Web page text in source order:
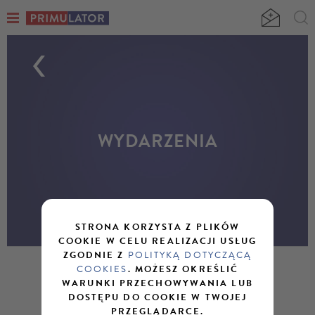
WYDARZENIA
AKTUALNOŚCI
STRONA KORZYSTA Z PLIKÓW
COOKIE W CELU REALIZACJI USŁUG
ZGODNIE Z POLITYKĄ DOTYCZĄCĄ
COOKIES. MOŻESZ OKREŚLIĆ
WARUNKI PRZECHOWYWANIA LUB
DOSTĘPU DO COOKIE W TWOJEJ
PRZEGLĄDARCE.